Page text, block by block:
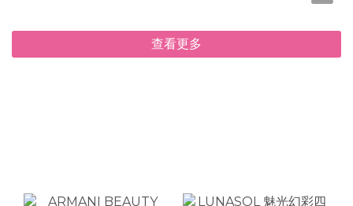
查看更多